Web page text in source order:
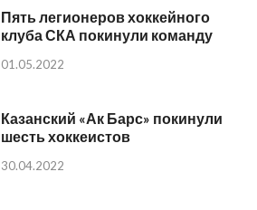
Пять легионеров хоккейного
клуба СКА покинули команду
01.05.2022
Казанский «Ак Барс» покинули
шесть хоккеистов
30.04.2022